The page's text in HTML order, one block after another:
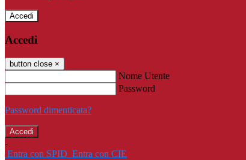
Accedi
Accedi
button close ×
Nome Utente
Password
Password dimenticata?
-
Entra con SPID Entra con CIE